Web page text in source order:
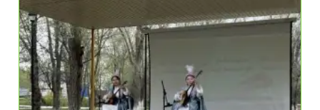
Аясында
Ресей
Киносы
Фестивалі
Басталды